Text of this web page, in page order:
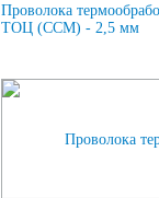
Проволока
ТОЦ (ССМ) - 2,5 мм